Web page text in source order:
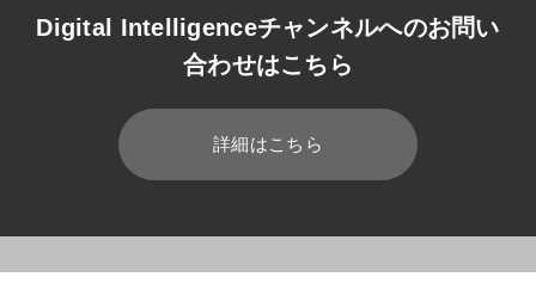
Digital Intelligenceチャンネルへのお問い
合わせはこちら
詳細はこちら